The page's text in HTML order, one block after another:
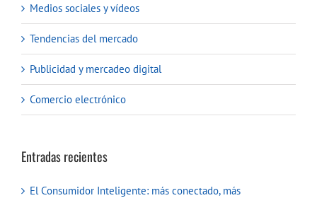
Medios sociales y vídeos
Tendencias del mercado
Publicidad y mercadeo digital
Comercio electrónico
Entradas recientes
El Consumidor Inteligente: más conectado, más